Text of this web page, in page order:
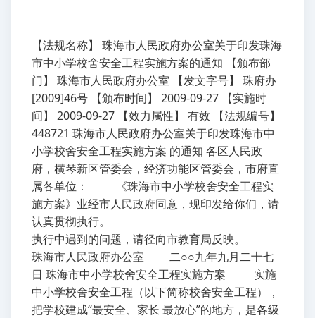
【法规名称】 珠海市人民政府办公室关于印发珠海
市中小学校舍安全工程实施方案的通知 【颁布部
门】 珠海市人民政府办公室 【发文字号】 珠府办
[2009]46号 【颁布时间】 2009-09-27 【实施时
间】 2009-09-27 【效力属性】 有效 【法规编号】
448721 珠海市人民政府办公室关于印发珠海市中
小学校舍安全工程实施方案 的通知 各区人民政
府，横琴新区管委会，经济功能区管委会，市府直
属各单位： 《珠海市中小学校舍安全工程实
施方案》业经市人民政府同意，现印发给你们，请
认真贯彻执行。
执行中遇到的问题，请径向市教育局反映。
珠海市人民政府办公室 二○○九年九月二十七
日 珠海市中小学校舍安全工程实施方案 实施
中小学校舍安全工程（以下简称校舍安全工程），
把学校建成“最安全、家长 最放心”的地方，是各级